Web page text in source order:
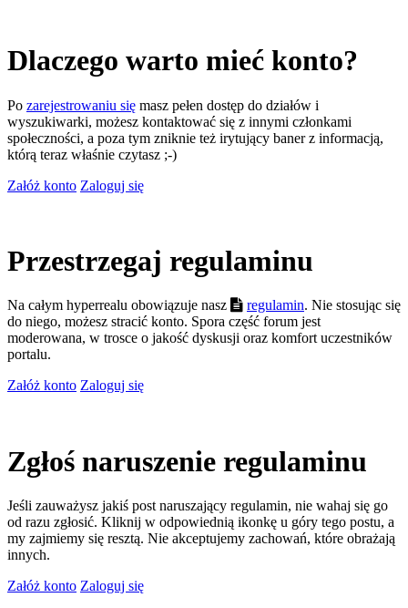
Dlaczego warto mieć konto?
Po zarejestrowaniu się masz pełen dostęp do działów i
wyszukiwarki, możesz kontaktować się z innymi członkami
społeczności, a poza tym zniknie też irytujący baner z informacją,
którą teraz właśnie czytasz ;-)
Załóż konto Zaloguj się
Przestrzegaj regulaminu
Na całym hyperrealu obowiązuje nasz regulamin. Nie stosując się
do niego, możesz stracić konto. Spora część forum jest
moderowana, w trosce o jakość dyskusji oraz komfort uczestników
portalu.
Załóż konto Zaloguj się
Zgłoś naruszenie regulaminu
Jeśli zauważysz jakiś post naruszający regulamin, nie wahaj się go
od razu zgłosić. Kliknij w odpowiednią ikonkę u góry tego postu, a
my zajmiemy się resztą. Nie akceptujemy zachowań, które obrażają
innych.
Załóż konto Zaloguj się